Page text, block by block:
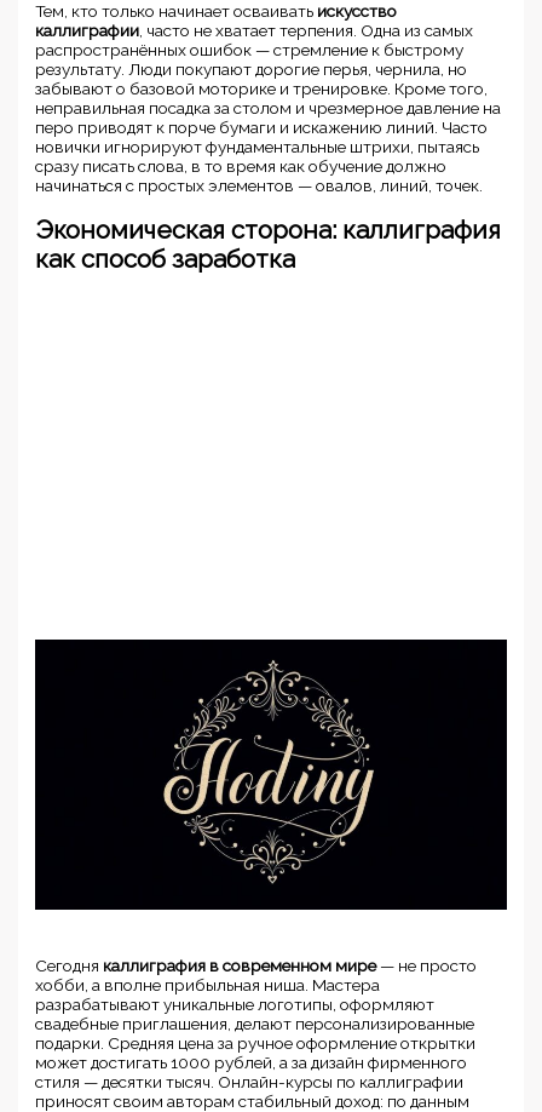
Тем, кто только начинает осваивать искусство
каллиграфии , часто не хватает терпения. Одна из самых
распространённых ошибок — стремление к быстрому
результату. Люди покупают дорогие перья, чернила, но
забывают о базовой моторике и тренировке. Кроме того,
неправильная посадка за столом и чрезмерное давление на
перо приводят к порче бумаги и искажению линий. Часто
новички игнорируют фундаментальные штрихи, пытаясь
сразу писать слова, в то время как обучение должно
начинаться с простых элементов — овалов, линий, точек.
Экономическая сторона: каллиграфия
как способ заработка
Сегодня каллиграфия в современном мире— не просто
хобби, а вполне прибыльная ниша. Мастера
разрабатывают уникальные логотипы, оформляют
свадебные приглашения, делают персонализированные
подарки. Средняя цена за ручное оформление открытки
может достигать 1000 рублей, а за дизайн фирменного
стиля — десятки тысяч. Онлайн-курсы по каллиграфии
приносят своим авторам стабильный доход: по данным